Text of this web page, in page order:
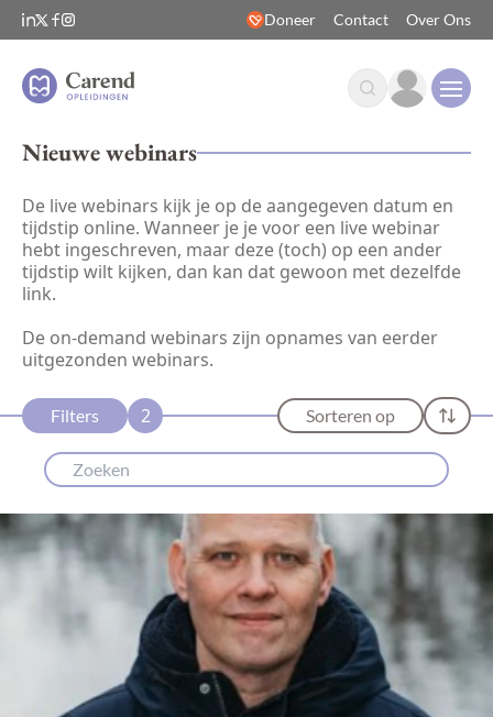
Doneer Contact Over Ons
Nieuwe webinars
De live webinars kijk je op de aangegeven datum en
tijdstip online. Wanneer je je voor een live webinar
hebt ingeschreven, maar deze (toch) op een ander
tijdstip wilt kijken, dan kan dat gewoon met dezelfde
link.
De on-demand webinars zijn opnames van eerder
uitgezonden webinars.
Filters 2 Sorteren op